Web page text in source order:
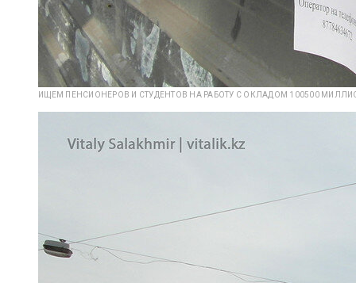
ИЩЕМ ПЕНСИОНЕРОВ И СТУДЕНТОВ НА РАБОТУ С ОКЛАДОМ 100500